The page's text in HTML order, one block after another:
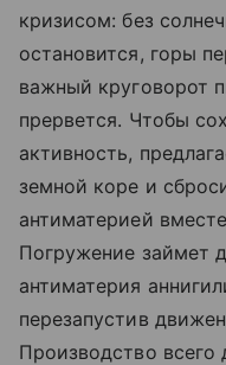
кризисом: без
остановится, горы
важный круговорот
прервется. Чтобы
активность,
земной коре и
антиматерией
Погружение займет
антиматерия
перезапустив
Производство всего